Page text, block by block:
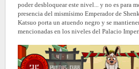
poder desbloquear este nivel... y no es para
presencia del mismísimo Emperador de
Katsuo porta un atuendo negro y se
mencionadas en los niveles del Palacio